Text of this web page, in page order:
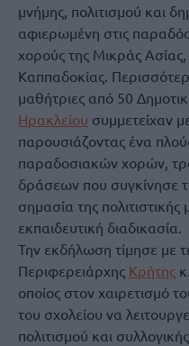
μνήμης, πολιτισμού και
αφιερωμένη στις
χορούς της Μικράς
Καππαδοκίας.
μαθήτριες από 50
Ηρακλείου συμμετείχαν
παρουσιάζοντας ένα
παραδοσιακών χορών,
δράσεων που συγκίνησε
σημασία της
εκπαιδευτική διαδικασία.
Την εκδήλωση τίμησε με
Περιφερειάρχης Κρήτης
οποίος στον χαιρετισμό
του σχολείου να
πολιτισμού και